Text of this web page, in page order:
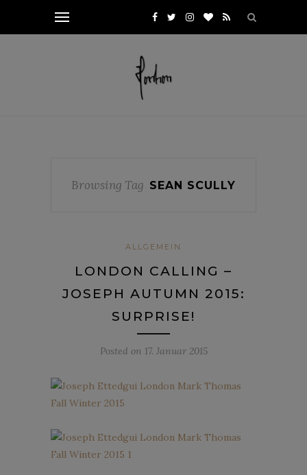
Browsing Tag SEAN SCULLY
ALLGEMEIN
LONDON CALLING –
JOSEPH AUTUMN 2015:
SURPRISE!
Posted on 17. Januar 2015